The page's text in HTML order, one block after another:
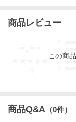
S(日本M):64×53×60
M(日本L):67×55×62
商品レビュー
3
この商品
商品Q&A （0件）